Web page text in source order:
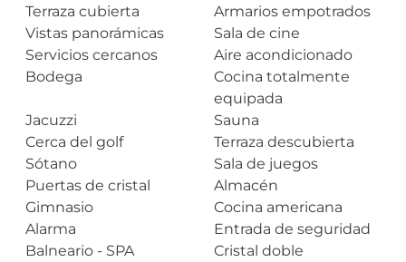
Terraza cubierta
Armarios empotrados
Vistas panorámicas
Sala de cine
Servicios cercanos
Aire acondicionado
Bodega
Cocina totalmente
equipada
Jacuzzi
Sauna
Cerca del golf
Terraza descubierta
Sótano
Sala de juegos
Puertas de cristal
Almacén
Gimnasio
Cocina americana
Alarma
Entrada de seguridad
Balneario - SPA
Cristal doble